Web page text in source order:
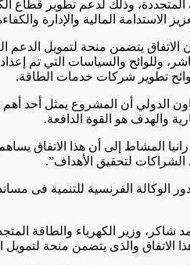
الاستدامة المالية والإدارة
الاتفاق يتضمن منحة لتمويل الدعم
وللوائح والسياسات التي تم
للوائح تطوير شركات خدمات الطاقة.
الدولي أن المشروع يمثل أحد أهم
والهدف هو القوة الدافعة.
لتحقيق الأهداف”.
شاكر، وزير الكهرباء والطاقة
الاتفاق والذى يتضمن منحة